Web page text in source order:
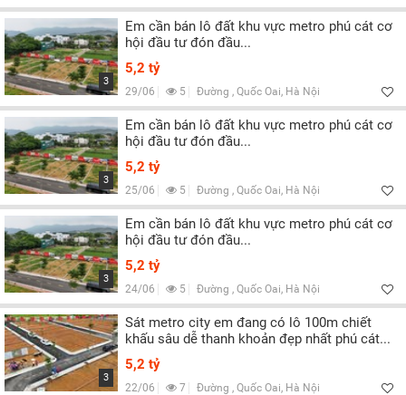
3
Em cần bán lô đất khu vực metro phú cát cơ
hội đầu tư đón đầu...
5,2 tỷ
29/06 5 Đường , Quốc Oai, Hà Nội
3
Em cần bán lô đất khu vực metro phú cát cơ
hội đầu tư đón đầu...
5,2 tỷ
25/06 5 Đường , Quốc Oai, Hà Nội
3
Em cần bán lô đất khu vực metro phú cát cơ
hội đầu tư đón đầu...
5,2 tỷ
24/06 5 Đường , Quốc Oai, Hà Nội
3
Sát metro city em đang có lô 100m chiết
khấu sâu dễ thanh khoản đẹp nhất phú cát...
5,2 tỷ
22/06 7 Đường , Quốc Oai, Hà Nội